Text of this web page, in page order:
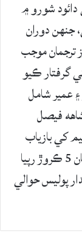
شورو ۾
جنهن دوران
ترجمان موجب
جوابدارن سوڌو 4 ڄڻن کي گرفتار ڪيو
عمير شامل
فيصل
کي بازياب
ڪرايو ويو آهي. جوابدارن مغوين جي وارثن کان 5 ڪروڙ رپيا
پوليس حوالي